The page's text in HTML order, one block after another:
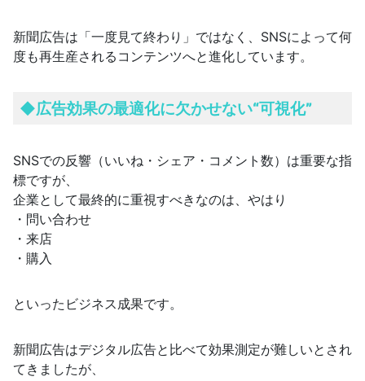
新聞広告は「一度見て終わり」ではなく、SNSによって何
度も再生産されるコンテンツへと進化しています。
◆広告効果の最適化に欠かせない“可視化”
SNSでの反響（いいね・シェア・コメント数）は重要な指
標ですが、
企業として最終的に重視すべきなのは、やはり
・問い合わせ
・来店
・購入
といったビジネス成果です。
新聞広告はデジタル広告と比べて効果測定が難しいとされ
てきましたが、